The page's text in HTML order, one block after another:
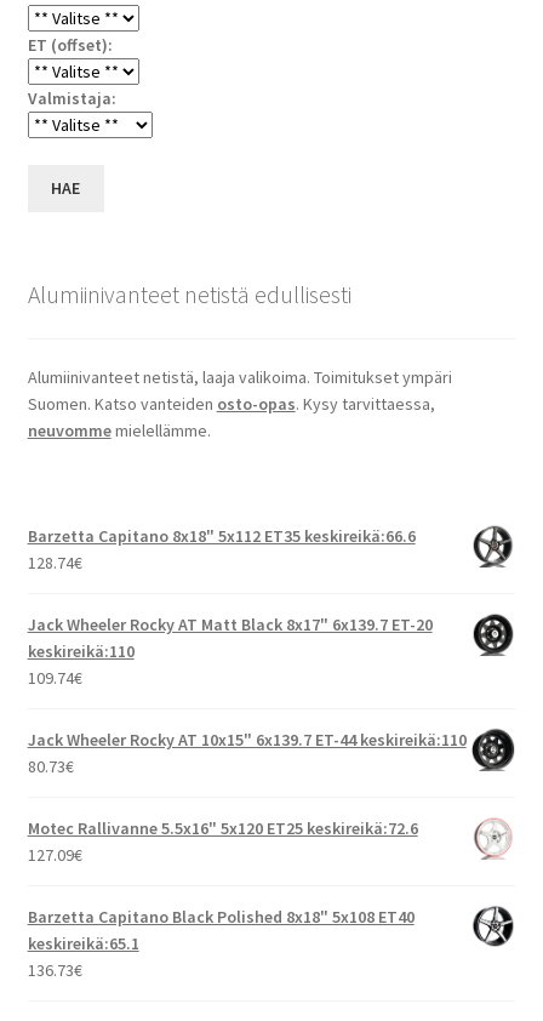
ET (offset):
Valmistaja:
HAE
Alumiinivanteet netistä edullisesti
Alumiinivanteet netistä, laaja valikoima. Toimitukset ympäri
Suomen. Katso vanteiden osto-opas. Kysy tarvittaessa,
neuvommemielellämme.
Barzetta Capitano 8x18" 5x112 ET35 keskireikä:66.6
128.74€
Jack Wheeler Rocky AT Matt Black 8x17" 6x139.7 ET-20
keskireikä:110
109.74€
Jack Wheeler Rocky AT 10x15" 6x139.7 ET-44 keskireikä:110
80.73€
Motec Rallivanne 5.5x16" 5x120 ET25 keskireikä:72.6
127.09€
Barzetta Capitano Black Polished 8x18" 5x108 ET40
keskireikä:65.1
136.73€